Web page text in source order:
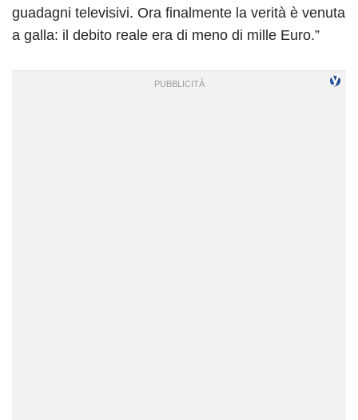
guadagni televisivi. Ora finalmente la verità è venuta
a galla: il debito reale era di meno di mille Euro.”